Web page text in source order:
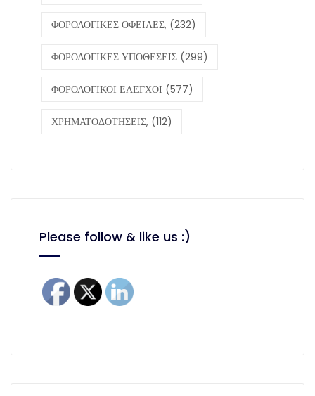
ΦΟΡΟΛΟΓΙΚΕΣ ΟΦΕΙΛΕΣ, (232)
ΦΟΡΟΛΟΓΙΚΕΣ ΥΠΟΘΕΣΕΙΣ (299)
ΦΟΡΟΛΟΓΙΚΟΙ ΕΛΕΓΧΟΙ (577)
ΧΡΗΜΑΤΟΔΟΤΗΣΕΙΣ, (112)
Please follow & like us :)